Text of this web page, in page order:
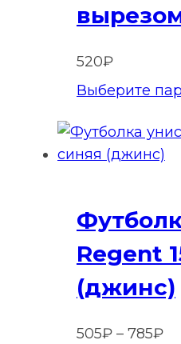
520₽
Выберите
Regent
(джинс)
505₽ – 785₽